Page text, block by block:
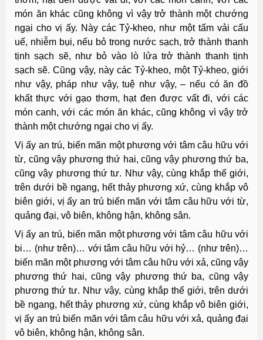
món ăn khác cũng không vì vậy trở thành một chướng
ngại cho vị ấy. Này các Tỷ-kheo, như một tấm vải cấu
uế, nhiễm bụi, nếu bỏ trong nước sạch, trở thành thanh
tịnh sạch sẽ, như bỏ vào lò lửa trở thành thanh tịnh
sạch sẽ. Cũng vậy, này các Tỷ-kheo, một Tỷ-kheo, giới
như vậy, pháp như vậy, tuệ như vậy, – nếu có ăn đồ
khất thực với gạo thơm, hạt đen được vất đi, với các
món canh, với các món ăn khác, cũng không vì vậy trở
thành một chướng ngại cho vị ấy.
Vị ấy an trú, biến mãn một phương với tâm câu hữu với
từ, cũng vậy phương thứ hai, cũng vậy phương thứ ba,
cũng vậy phương thứ tư. Như vậy, cùng khắp thế giới,
trên dưới bề ngang, hết thảy phương xứ, cùng khắp vô
biên giới, vị ấy an trú biến mãn với tâm câu hữu với từ,
quảng đại, vô biên, không hận, không sân.
Vị ấy an trú, biến mãn một phương với tâm câu hữu với
bi… (như trên)… với tâm câu hữu với hỷ… (như trên)…
biến mãn một phương với tâm câu hữu với xả, cũng vậy
phương thứ hai, cũng vậy phương thứ ba, cũng vậy
phương thứ tư. Như vậy, cùng khắp thế giới, trên dưới
bề ngang, hết thảy phương xứ, cùng khắp vô biên giới,
vị ấy an trú biến mãn với tâm câu hữu với xả, quảng đại
vô biên, không hận, không sân.